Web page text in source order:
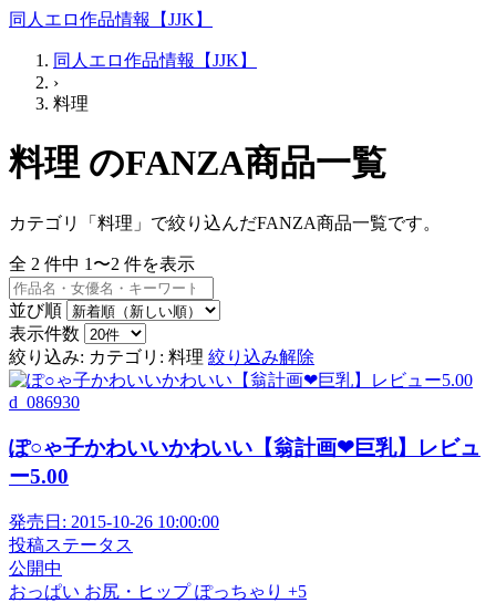
同人エロ作品情報【JJK】
同人エロ作品情報【JJK】
›
料理
料理 のFANZA商品一覧
カテゴリ「料理」で絞り込んだFANZA商品一覧です。
全 2 件中 1〜2 件を表示
並び順
表示件数
絞り込み: カテゴリ: 料理 絞り込み解除
d_086930
ぽ○ゃ子かわいいかわいい【翁計画❤巨乳】レビュ
ー5.00
発売日: 2015-10-26 10:00:00
投稿ステータス
公開中
おっぱい お尻・ヒップぽっちゃり +5